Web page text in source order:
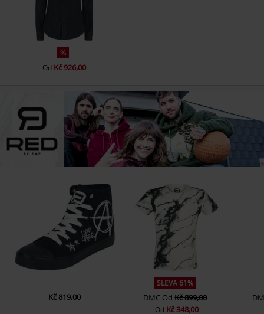
%
Od Kč 926,00
Kč 819,00
SLEVA 61%
DMC OdKč 899,00
Od Kč 348,00